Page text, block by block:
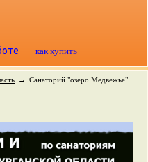
как купить
→ Санаторий "озеро Медвежье"